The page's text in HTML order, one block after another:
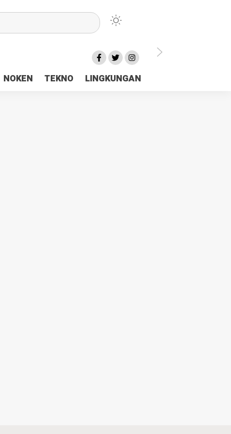
NOKEN TEKNO LINGKUNGAN
Ceria Tanah Papua
Daerah Rp23 Miliar Disorot